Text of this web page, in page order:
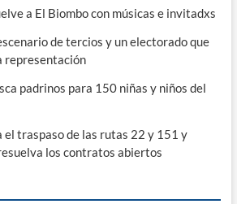
a El Biombo con músicas e invitadxs
de tercios y un electorado que
representación
padrinos para 150 niñas y niños del
el traspaso de las rutas 22 y 151 y
los contratos abiertos